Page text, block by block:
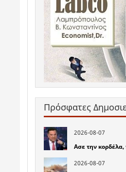
Πρόσφατες
2026-08-07
Ασε την κορδέλα,
2026-08-07